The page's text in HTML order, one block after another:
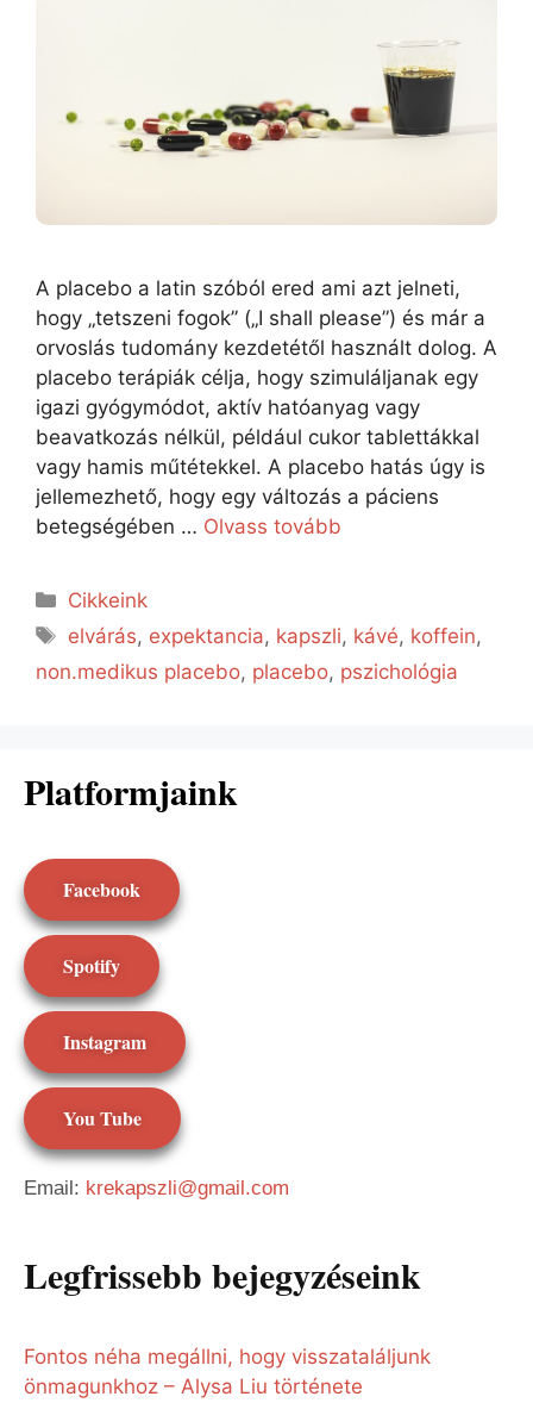
A placebo a latin szóból ered ami azt jelneti,
hogy „tetszeni fogok” („I shall please”) és már a
orvoslás tudomány kezdetétől használt dolog. A
placebo terápiák célja, hogy szimuláljanak egy
igazi gyógymódot, aktív hatóanyag vagy
beavatkozás nélkül, például cukor tablettákkal
vagy hamis műtétekkel. A placebo hatás úgy is
jellemezhető, hogy egy változás a páciens
betegségében … Olvass tovább
Cikkeink
elvárás, expektancia, kapszli, kávé, koffein,
non.medikus placebo, placebo, pszichológia
Platformjaink
Facebook
Spotify
Instagram
You Tube
Email: krekapszli@gmail.com
Legfrissebb bejegyzéseink
Fontos néha megállni, hogy visszataláljunk
önmagunkhoz – Alysa Liu története